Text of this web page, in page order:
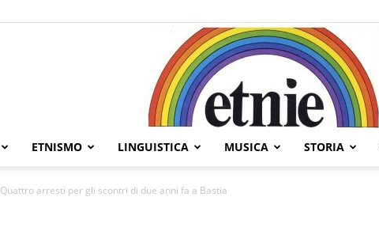
ETNISMO LINGUISTICA MUSICA STORIA
Quattro arresti per gli scontri di due anni fa a Bastia